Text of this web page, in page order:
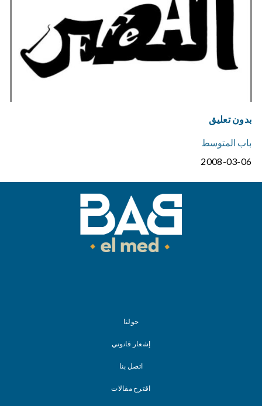
بدون تعليق
باب المتوسط
2008-03-06
حولنا
إشعار قانوني
اتصل بنا
اقترح مقالات